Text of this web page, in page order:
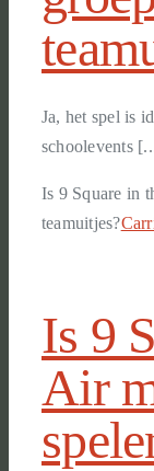
Ja, het spel is
schoolevents
Is 9 Square in
teamuitjes?
Is 9
Air